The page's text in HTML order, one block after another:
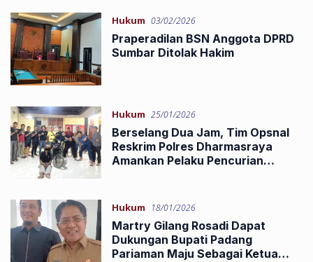
Hukum 03/02/2026
Praperadilan BSN Anggota DPRD
Sumbar Ditolak Hakim
Hukum 25/01/2026
Berselang Dua Jam, Tim Opsnal
Reskrim Polres Dharmasraya
Amankan Pelaku Pencurian
Hukum 18/01/2026
Martry Gilang Rosadi Dapat
Dukungan Bupati Padang
Pariaman Maju Sebagai Ketua